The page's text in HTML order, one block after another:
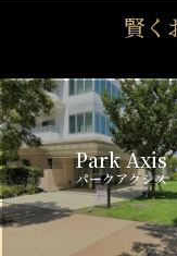
賢く
Park Axis
パークアクシス